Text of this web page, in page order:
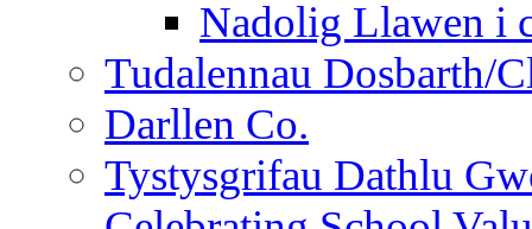
Nadolig Llawen i
Tudalennau Dosbarth/
Darllen Co.
Tystysgrifau Dathlu